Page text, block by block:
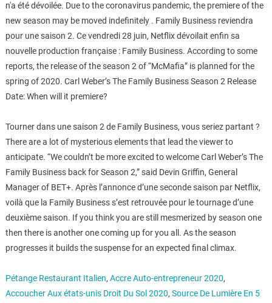
n'a été dévoilée. Due to the coronavirus pandemic, the premiere of the
new season may be moved indefinitely . Family Business reviendra
pour une saison 2. Ce vendredi 28 juin, Netflix dévoilait enfin sa
nouvelle production française : Family Business. According to some
reports, the release of the season 2 of “McMafia” is planned for the
spring of 2020. Carl Weber’s The Family Business Season 2 Release
Date: When will it premiere?
Tourner dans une saison 2 de Family Business, vous seriez partant ?
There are a lot of mysterious elements that lead the viewer to
anticipate. “We couldn’t be more excited to welcome Carl Weber’s The
Family Business back for Season 2,” said Devin Griffin, General
Manager of BET+. Après l’annonce d’une seconde saison par Netflix,
voilà que la Family Business s’est retrouvée pour le tournage d’une
deuxième saison. If you think you are still mesmerized by season one
then there is another one coming up for you all. As the season
progresses it builds the suspense for an expected final climax.
Pétange Restaurant Italien, Accre Auto-entrepreneur 2020,
Accoucher Aux états-unis Droit Du Sol 2020, Source De Lumière En 5